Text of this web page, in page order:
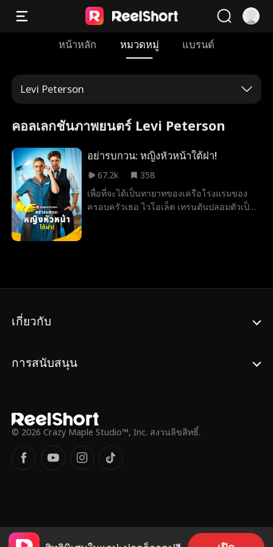
หน้าหลัก หมวดหมู่ แบรนด์
Levi Peterson
คอลเลกชันภาพยนตร์ Levi Peterson
อย่ารบกวน: หญิงหัวหน้าใต้ฝา!
67.2k
358
เพื่อที่จะได้เป็นทายาทของเครือโรงแรมของ
ครอบครัวเธอ ไวโอเล็ต เทรนตันปลอมตัวเป็น
เกี่ยวกับ
การสนับสนุน
© 2026 Crazy Maple Studio™, Inc. สงวนลิขสิทธิ์.